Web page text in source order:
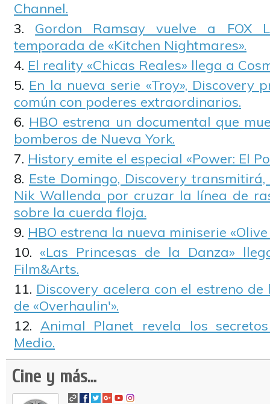
Channel.
Gordon Ramsay vuelve a FOX
temporada de «Kitchen Nightmares».
El reality «Chicas Reales» llega a
En la nueva serie «Troy», Discovery
común con poderes extraordinarios.
HBO estrena un documental que
bomberos de Nueva York.
History emite el especial «Power: El
Este Domingo, Discovery
Nik Wallenda por cruzar la línea de
sobre la cuerda floja.
HBO estrena la nueva miniserie
«Las Princesas de la Danza»
Film&Arts.
Discovery acelera con el estreno
de «Overhaulin'».
Animal Planet revela los
Medio.
Cine y más...